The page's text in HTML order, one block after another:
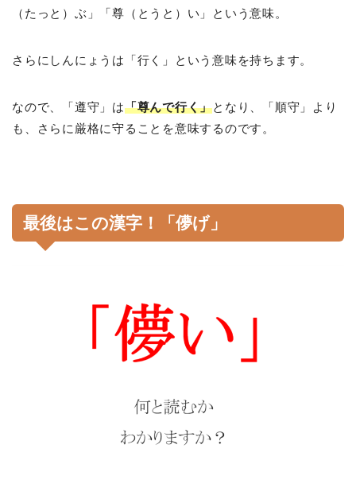
（たっと）ぶ」「尊（とうと）い」という意味。
さらにしんにょうは「行く」という意味を持ちます。
なので、「遵守」は「尊んで行く」となり、「順守」より
も、さらに厳格に守ることを意味するのです。
最後はこの漢字！「儚げ」